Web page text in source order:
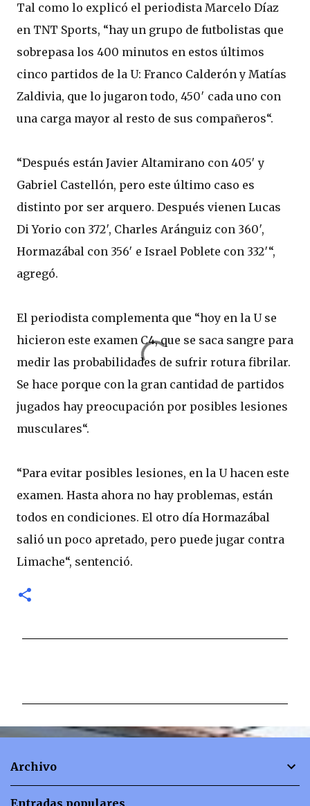
Tal como lo explicó el periodista Marcelo Díaz
en TNT Sports, “hay un grupo de futbolistas que
sobrepasa los 400 minutos en estos últimos
cinco partidos de la U: Franco Calderón y Matías
Zaldivia, que lo jugaron todo, 450′ cada uno con
una carga mayor al resto de sus compañeros“.
“Después están Javier Altamirano con 405′ y
Gabriel Castellón, pero este último caso es
distinto por ser arquero. Después vienen Lucas
Di Yorio con 372′, Charles Aránguiz con 360′,
Hormazábal con 356′ e Israel Poblete con 332′“,
agregó.
El periodista complementa que “hoy en la U se
hicieron este examen C4, que se saca sangre para
medir las probabilidades de sufrir rotura fibrilar.
Se hace porque con la gran cantidad de partidos
jugados hay preocupación por posibles lesiones
musculares“.
“Para evitar posibles lesiones, en la U hacen este
examen. Hasta ahora no hay problemas, están
todos en condiciones. El otro día Hormazábal
salió un poco apretado, pero puede jugar contra
Limache“, sentenció.
m
n
Archivo